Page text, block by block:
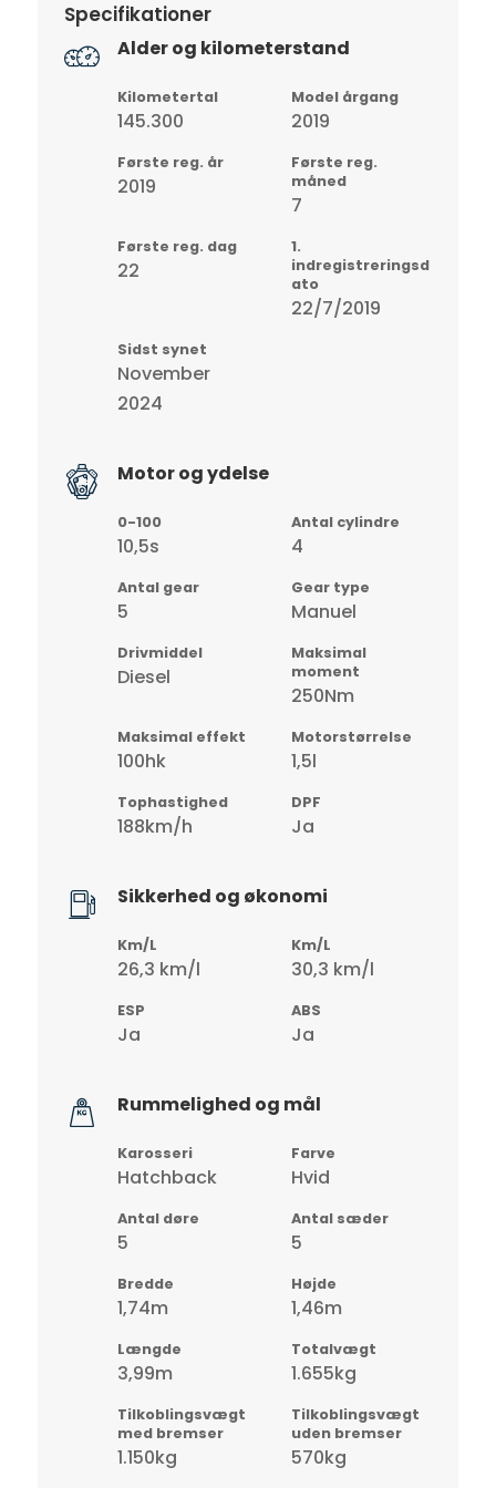
Specifikationer
Alder og kilometerstand
Kilometertal
145.300
Model årgang
2019
Første reg. år
2019
Første reg.
måned
7
Første reg. dag
22
1.
indregistreringsd
ato
22/7/2019
Sidst synet
November
2024
Motor og ydelse
0-100
10,5s
Antal cylindre
4
Antal gear
5
Gear type
Manuel
Drivmiddel
Diesel
Maksimal
moment
250Nm
Maksimal effekt
100hk
Motorstørrelse
1,5l
Tophastighed
188km/h
DPF
Ja
Sikkerhed og økonomi
Km/L
26,3 km/l
Km/L
30,3 km/l
ESP
Ja
ABS
Ja
Rummelighed og mål
Karosseri
Hatchback
Farve
Hvid
Antal døre
5
Antal sæder
5
Bredde
1,74m
Højde
1,46m
Længde
3,99m
Totalvægt
1.655kg
Tilkoblingsvægt
med bremser
1.150kg
Tilkoblingsvægt
uden bremser
570kg